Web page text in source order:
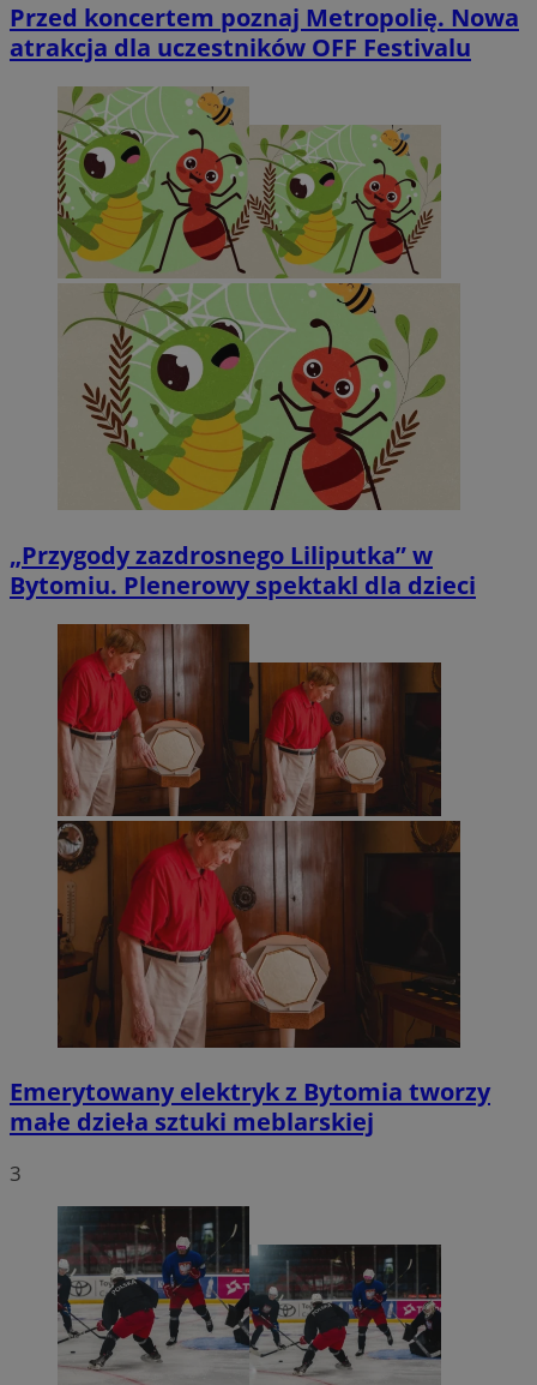
Przed koncertem poznaj Metropolię. Nowa
atrakcja dla uczestników OFF Festivalu
„Przygody zazdrosnego Liliputka” w
Bytomiu. Plenerowy spektakl dla dzieci
Emerytowany elektryk z Bytomia tworzy
małe dzieła sztuki meblarskiej
3